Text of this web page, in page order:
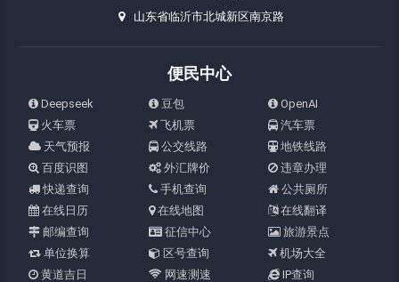
山东省临沂市北城新区南京路
便民中心
Deepseek 豆包
OpenAI
火车票
飞机票
汽车票
天气预报
公交线路
地铁线路
百度识图
外汇牌价
违章办理
快递查询
手机查询
公共厕所
在线日历
在线地图
在线翻译
邮编查询
征信中心
旅游景点
单位换算
区号查询
机场大全
黄道吉日
网速测速
IP查询